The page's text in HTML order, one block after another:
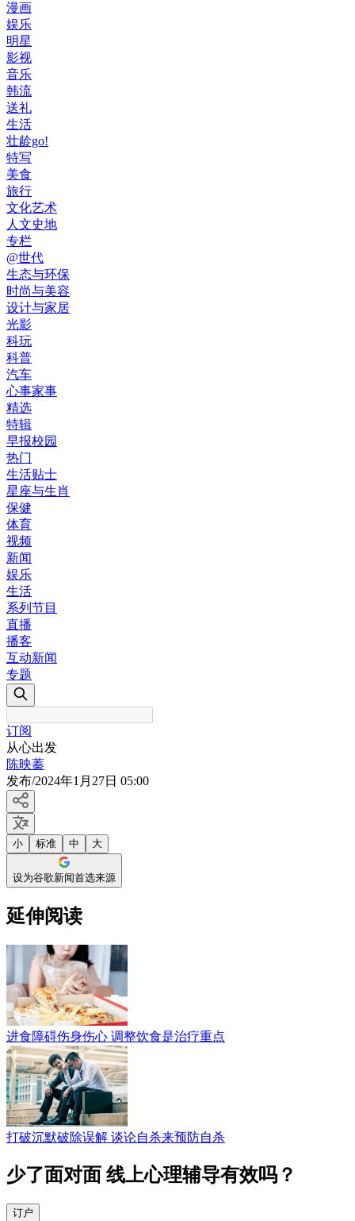
漫画
娱乐
明星
影视
音乐
韩流
送礼
生活
壮龄go!
特写
美食
旅行
文化艺术
人文史地
专栏
@世代
生态与环保
时尚与美容
设计与家居
光影
科玩
科普
汽车
心事家事
精选
特辑
早报校园
热门
生活贴士
星座与生肖
保健
体育
视频
新闻
娱乐
生活
系列节目
直播
播客
互动新闻
专题
订阅
从心出发
陈映蓁
发布/2024年1月27日 05:00
小 标准 中 大
设为谷歌新闻首选来源
延伸阅读
进食障碍伤身伤心 调整饮食是治疗重点
打破沉默破除误解 谈论自杀来预防自杀
少了面对面 线上心理辅导有效吗？
订户